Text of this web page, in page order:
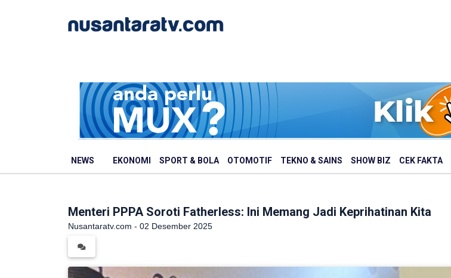
NEWS EKONOMI SPORT & BOLA OTOMOTIF TEKNO & SAINS SHOW BIZ CEK FAKTA
Menteri PPPA Soroti Fatherless: Ini Memang Jadi Keprihatinan Kita
Nusantaratv.com - 02 Desember 2025